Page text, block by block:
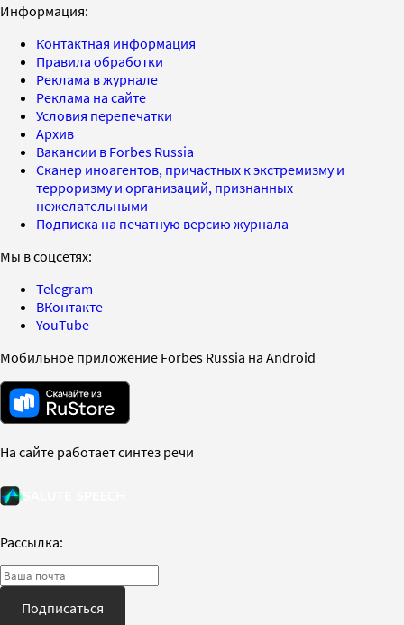
Информация:
Контактная информация
Правила обработки
Реклама в журнале
Реклама на сайте
Условия перепечатки
Архив
Вакансии в Forbes Russia
Сканер иноагентов, причастных к экстремизму и
терроризму и организаций, признанных
нежелательными
Подписка на печатную версию журнала
Мы в соцсетях:
Telegram
ВКонтакте
YouTube
Мобильное приложение Forbes Russia на Android
На сайте работает синтез речи
Рассылка:
Подписаться